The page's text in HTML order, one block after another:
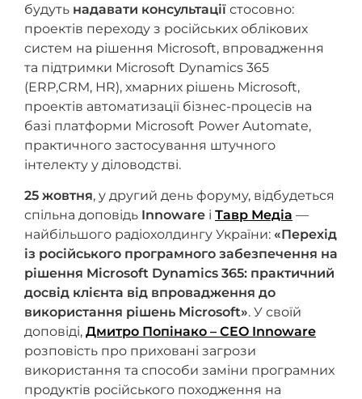
будуть надавати консультації стосовно:
проектів переходу з російських облікових
систем на рішення Microsoft, впровадження
та підтримки Microsoft Dynamics 365
(ERP,CRM, НR), хмарних рішень Microsoft,
проектів автоматизації бізнес-процесів на
базі платформи Microsoft Power Automate,
практичного застосування штучного
інтелекту у діловодстві.
25 жовтня, у другий день форуму, відбудеться
спільна доповідь Innoware і Тавр Медіа —
найбільшого радіохолдингу України: «Перехід
із роcійського програмного забезпечення на
рішення Microsoft Dynamісs 365: практичний
досвід клієнта від впровадження до
використання рішень Microsoft». У своїй
доповіді, Дмитро Попінако – СEO Innoware
розповість про приховані загрози
використання та способи заміни програмних
продуктів російського походження на